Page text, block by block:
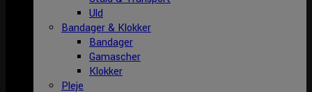
Uld
Bandager & Klokker
Bandager
Gamascher
Klokker
Pleje